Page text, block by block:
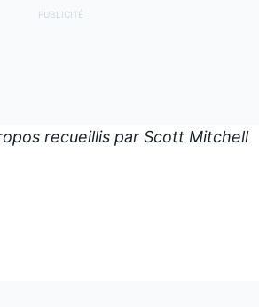
recueillis par Scott Mitchell